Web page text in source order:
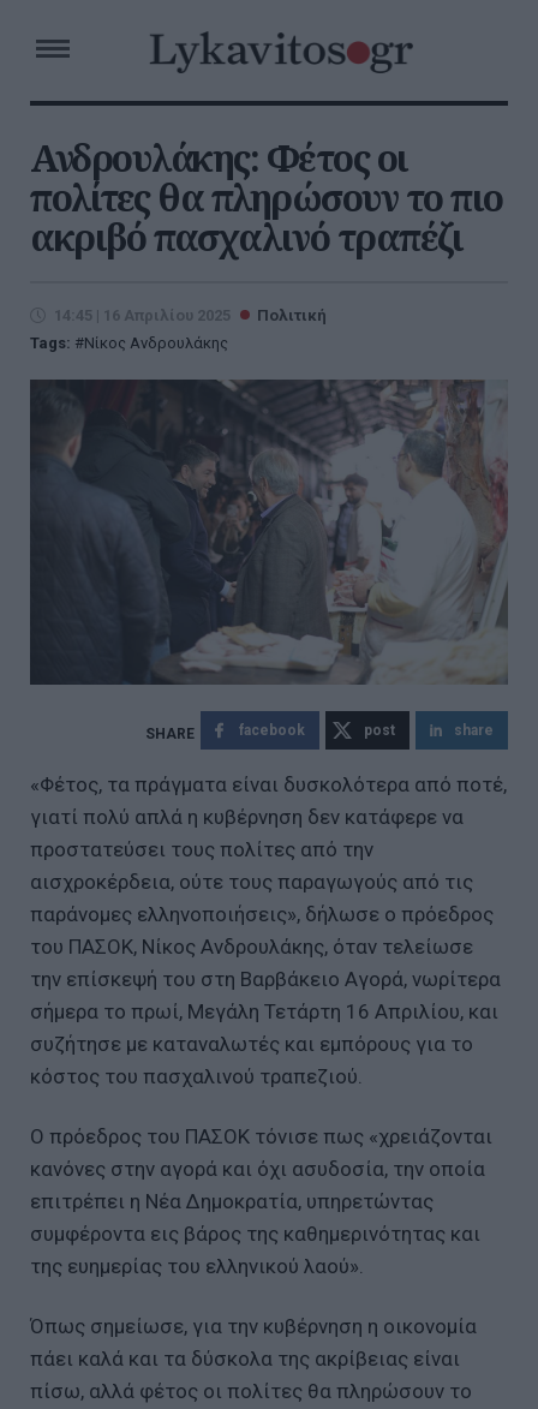
Ανδρουλάκης: Φέτος οι
πολίτες θα πληρώσουν το πιο
ακριβό πασχαλινό τραπέζι
14:45 | 16 Απριλίου 2025
Πολιτική
Tags:
Νίκος Ανδρουλάκης
facebook post share
«Φέτος, τα πράγματα είναι δυσκολότερα από ποτέ,
γιατί πολύ απλά η κυβέρνηση δεν κατάφερε να
προστατεύσει τους πολίτες από την
αισχροκέρδεια, ούτε τους παραγωγούς από τις
παράνομες ελληνοποιήσεις», δήλωσε ο πρόεδρος
του ΠΑΣΟΚ, Νίκος Ανδρουλάκης, όταν τελείωσε
την επίσκεψή του στη Βαρβάκειο Αγορά, νωρίτερα
σήμερα το πρωί, Μεγάλη Τετάρτη 16 Απριλίου, και
συζήτησε με καταναλωτές και εμπόρους για το
κόστος του πασχαλινού τραπεζιού.
Ο πρόεδρος του ΠΑΣΟΚ τόνισε πως «χρειάζονται
κανόνες στην αγορά και όχι ασυδοσία, την οποία
επιτρέπει η Νέα Δημοκρατία, υπηρετώντας
συμφέροντα εις βάρος της καθημερινότητας και
της ευημερίας του ελληνικού λαού».
Όπως σημείωσε, για την κυβέρνηση η οικονομία
πάει καλά και τα δύσκολα της ακρίβειας είναι
πίσω, αλλά φέτος οι πολίτες θα πληρώσουν το